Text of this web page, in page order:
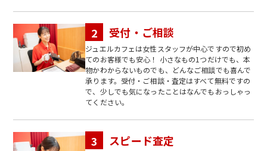
受付・ご相談
ジュエルカフェは女性スタッフが中心ですので初め
てのお客様でも安心！ 小さなもの1つだけでも、本
物かわからないものでも、どんなご相談でも喜んで
承ります。受付・ご相談・査定はすべて無料ですの
で、少しでも気になったことはなんでもおっしゃっ
てください。
スピード査定